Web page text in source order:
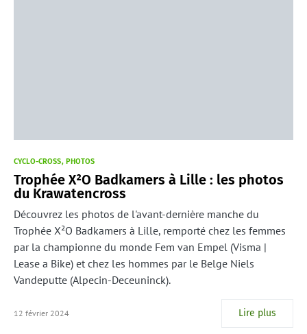
CYCLO-CROSS PHOTOS
Trophée X²O Badkamers à Lille : les photos
du Krawatencross
Découvrez les photos de l'avant-dernière manche du
Trophée X²O Badkamers à Lille, remporté chez les femmes
par la championne du monde Fem van Empel (Visma |
Lease a Bike) et chez les hommes par le Belge Niels
Vandeputte (Alpecin-Deceuninck).
12 février 2024 Lire plus